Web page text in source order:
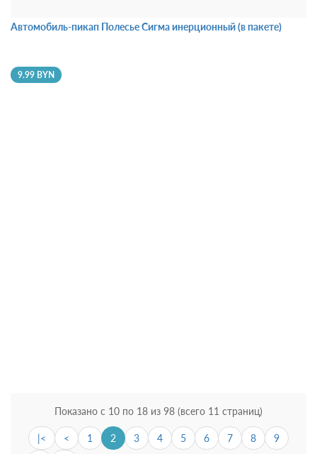
Показано с 10 по 18 из 98 (всего 11 страниц)
|< < 1 2 3 4 5 6 7 8
9